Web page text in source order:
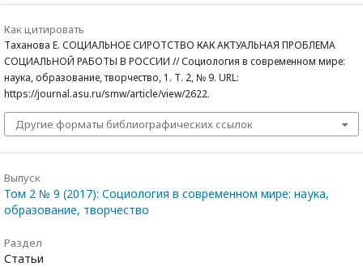
Как цитировать
Таханова Е. СОЦИАЛЬНОЕ СИРОТСТВО КАК АКТУАЛЬНАЯ ПРОБЛЕМА
СОЦИАЛЬНОЙ РАБОТЫ В РОССИИ // Социология в современном мире:
наука, образование, творчество, 1. Т. 2, № 9. URL:
https://journal.asu.ru/smw/article/view/2622.
Другие форматы библиографических ссылок
Выпуск
Том 2 № 9 (2017): Социология в современном мире: наука,
образование, творчество
Раздел
Статьи